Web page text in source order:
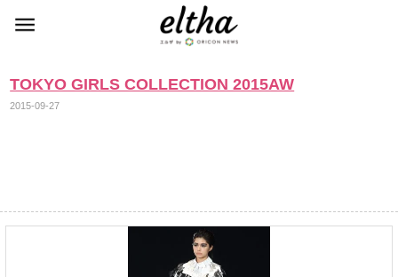
TOKYO GIRLS COLLECTION 2015AW
2015-09-27